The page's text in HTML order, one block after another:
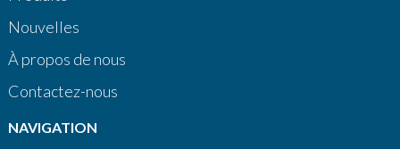
Nouvelles
À propos de nous
Contactez-nous
NAVIGATION